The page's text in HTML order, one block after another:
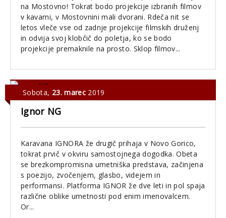
na Mostovno! Tokrat bodo projekcije izbranih filmov
v kavarni, v Mostovnini mali dvorani. Rdeča nit se
letos vleče vse od zadnje projekcije filmskih druženj
in odvija svoj klobčič do poletja, ko se bodo
projekcije premaknile na prosto. Sklop filmov...
Sobota, 23. marec2019
Ignor NG
Karavana IGNORA že drugič prihaja v Novo Gorico,
tokrat prvič v okviru samostojnega dogodka. Obeta
se brezkompromisna umetniška predstava, začinjena
s poezijo, zvočenjem, glasbo, videjem in
performansi. Platforma IGNOR že dve leti in pol spaja
različne oblike umetnosti pod enim imenovalcem.
Or...